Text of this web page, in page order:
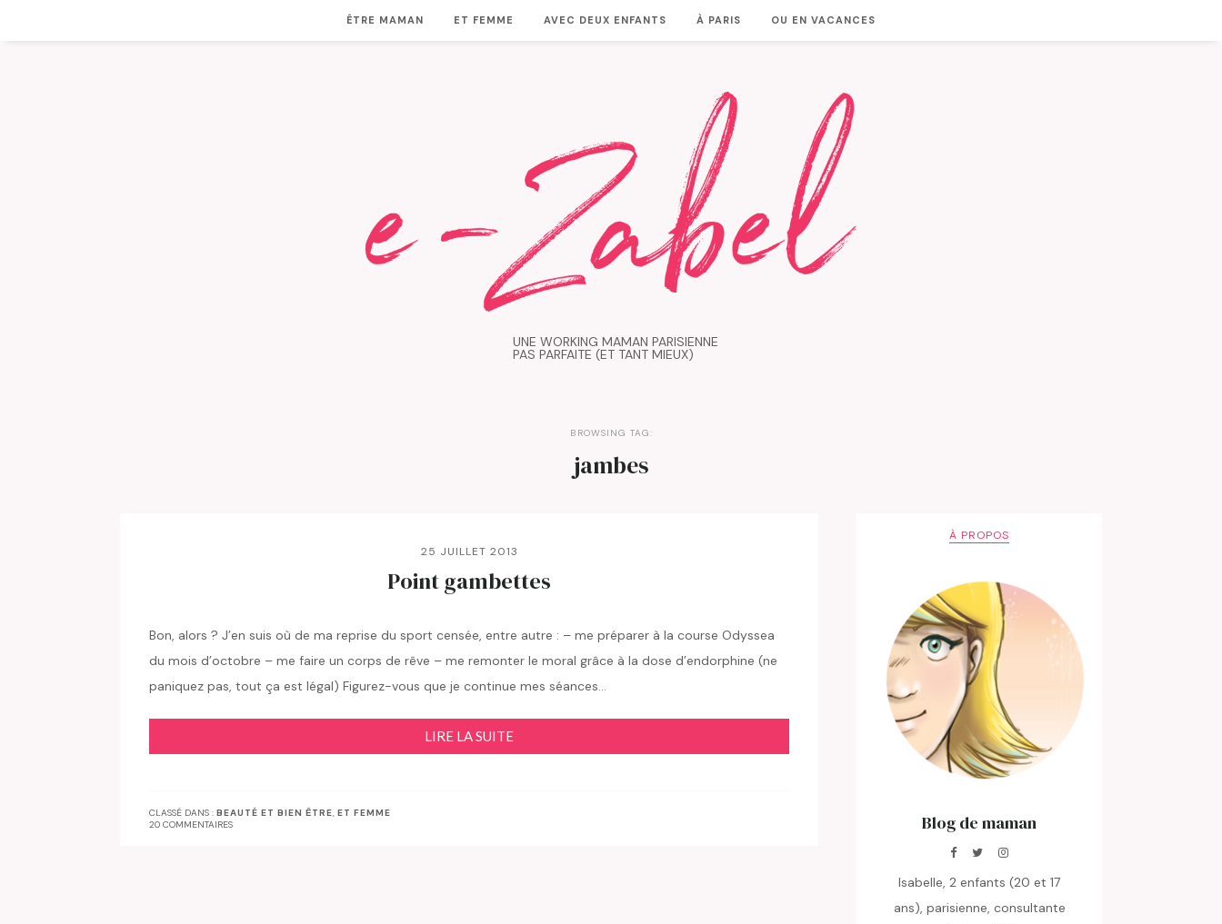
ÊTRE MAMAN ET FEMME AVEC DEUX ENFANTS À PARIS OU EN VACANCES
UNE WORKING MAMAN PARISIENNE
PAS PARFAITE (ET TANT MIEUX)
BROWSING TAG:
jambes
25 JUILLET 2013
Point gambettes
Bon, alors ? J’en suis où de ma reprise du sport censée, entre autre : – me préparer à la course Odyssea
du mois d’octobre – me faire un corps de rêve – me remonter le moral grâce à la dose d’endorphine (ne
paniquez pas, tout ça est légal) Figurez-vous que je continue mes séances…
LIRE LA SUITE
CLASSÉ DANS : BEAUTÉ ET BIEN ÊTRE, ET FEMME
20 COMMENTAIRES
À PROPOS
Blog de maman
Isabelle, 2 enfants (20 et 17
ans), parisienne, consultante